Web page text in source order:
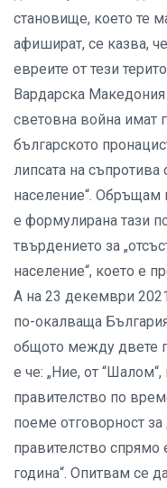
становище, което те
афишират, се казва,
евреите от тези
Вардарска
световна война имат
българското
липсата на съпротива
население“. Обръщам
е формулирана тази
твърдението за
население“, което е
А на 23 декември
по-окалваща
общото между двете
е че: „Ние, от
правителство по
поеме отговорност
правителство
година“. Опитвам се